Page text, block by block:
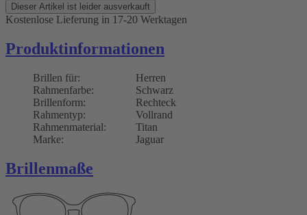
Dieser Artikel ist leider ausverkauft
Kostenlose Lieferung in 17-20 Werktagen
Produktinformationen
Brillen für:
Herren
Rahmenfarbe:
Schwarz
Brillenform:
Rechteck
Rahmentyp:
Vollrand
Rahmenmaterial:
Titan
Marke:
Jaguar
Brillenmaße